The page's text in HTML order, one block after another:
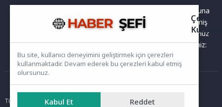
Yayınlanan haberler doğruluk ilkesi gözetilerek hazırlanır. Buna
rağmen bazı içeriklerde eksik, hatalı veya güncelliğini yitirmiş
bilgiler bulunabilir.Yanlış veya yanıltıcı olduğunu düşündüğünüz
haberleri aşağıdaki iletişim kanallarından bize bildirebilirsiniz:
Ana Sayfa
Tüm hakları saklıdır. Sitede yer alan içerikler izinsiz kopyalanamaz,
Çerez
Bu site, kullanıcı deneyimini geliştirmek için çerezleri
kullanmaktadır. Devam ederek bu çerezleri kabul etmiş
olursunuz.
Kabul Et Reddet